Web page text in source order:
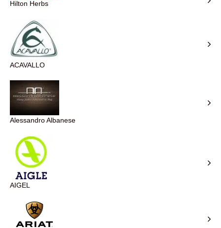
Hilton Herbs
ACAVALLO
Alessandro Albanese
AIGEL